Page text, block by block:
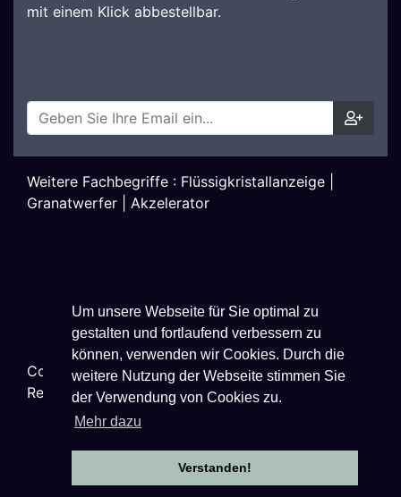
Um unsere Webseite für Sie optimal zu
gestalten und fortlaufend verbessern zu
können, verwenden wir Cookies. Durch die
weitere Nutzung der Webseite stimmen Sie
der Verwendung von Cookies zu.
Mehr dazu
Verstanden!
mit einem Klick abbestellbar.
Weitere Fachbegriffe : Flüssigkristallanzeige
Granatwerfer
Akzelerator
Copyright © 2026Techniklexikon.net - All Rights
Reserved.
Datenschutzhinweise